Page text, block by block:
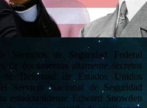
Servicios de Seguridad Federal
de documentos altamente secretos
de Defensad de Estados Unidos
Servicio Nacional de Seguridad
estadounidense Edward Snowden